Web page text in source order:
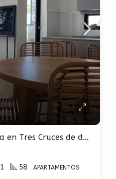
Apartamento en venta en Tres Cruces de dos dormitorios A ESTRENAR
1 58 APARTAMENTOS